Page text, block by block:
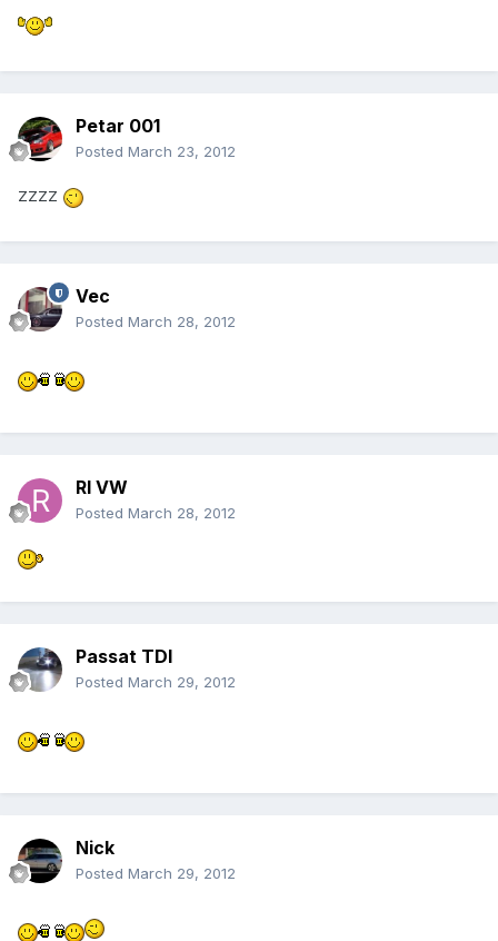
Petar 001
Posted March 23, 2012
ZZZZ
Vec
Posted March 28, 2012
RI VW
Posted March 28, 2012
Passat TDI
Posted March 29, 2012
Nick
Posted March 29, 2012